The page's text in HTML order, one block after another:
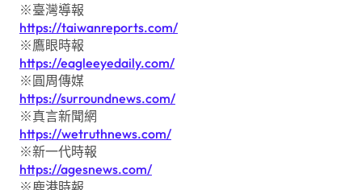
※臺灣導報
https://taiwanreports.com/
※鷹眼時報
https://eagleeyedaily.com/
※圓周傳媒
https://surroundnews.com/
※真言新聞網
https://wetruthnews.com/
※新一代時報
https://agesnews.com/
※鹿港時報